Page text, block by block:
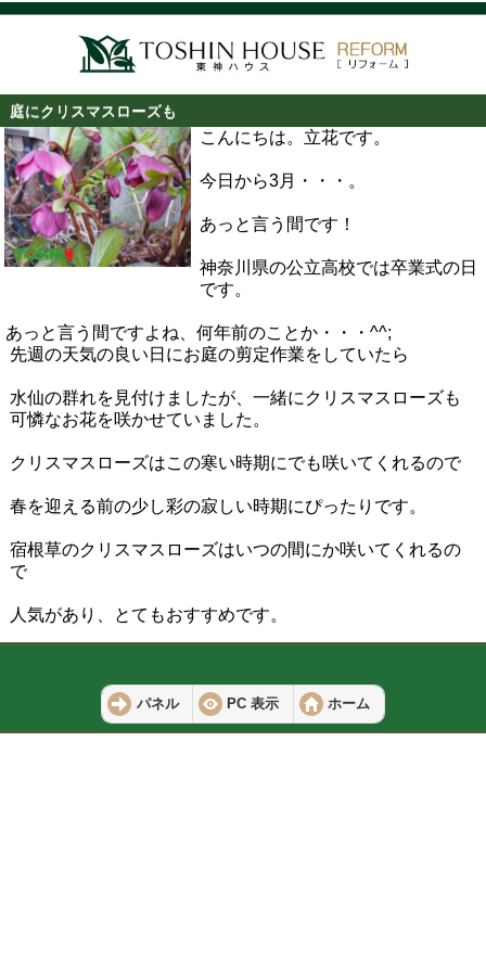
庭にクリスマスローズも
こんにちは。立花です。
今日から3月・・・。
あっと言う間です！
神奈川県の公立高校では卒業式の日
です。
あっと言う間ですよね、何年前のことか・・・^^;
先週の天気の良い日にお庭の剪定作業をしていたら
水仙の群れを見付けましたが、一緒にクリスマスローズも
可憐なお花を咲かせていました。
クリスマスローズはこの寒い時期にでも咲いてくれるので
春を迎える前の少し彩の寂しい時期にぴったりです。
宿根草のクリスマスローズはいつの間にか咲いてくれるの
で
人気があり、とてもおすすめです。
パネル PC 表示 ホーム